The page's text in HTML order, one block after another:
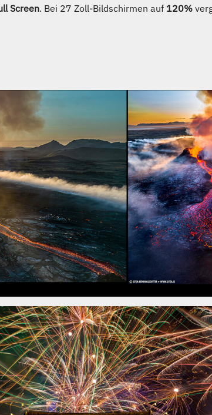
Screen. Bei 27 Zoll-Bildschirmen auf 120%